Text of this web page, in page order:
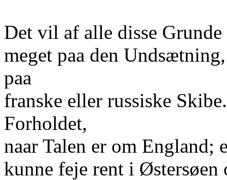
Det vil af alle disse
meget paa den
paa
franske eller russiske
Forholdet,
naar Talen er om England;
kunne feje rent i Østersøen